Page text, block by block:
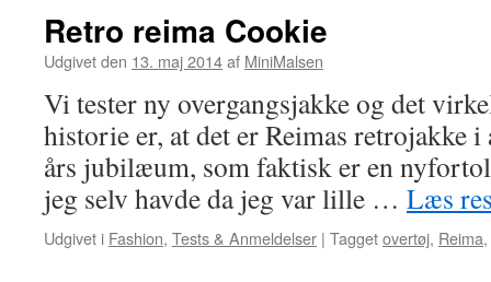
Retro reima Cookie
Udgivet den 13. maj 2014af MiniMalsen
Vi tester ny overgangsjakke og det
historie er, at det er Reimas retrojakke
års jubilæum, som faktisk er en
jeg selv havde da jeg var lille … Læs
Udgivet i Fashion, Tests & Anmeldelser | Taggetovertøj, Reima,